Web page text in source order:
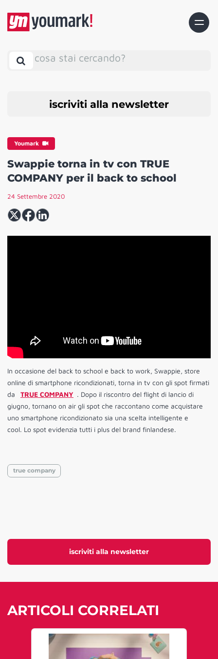
cosa stai cercando?
iscriviti alla newsletter
iscriviti alla newsletter
Youmark
Swappie torna in tv con TRUE
COMPANY per il back to school
24 Settembre 2020
In occasione del back to school e back to work, Swappie, store
online di smartphone ricondizionati, torna in tv con gli spot firmati
da
TRUE COMPANY . Dopo il riscontro del flight di lancio di
giugno, tornano on air gli spot che raccontano come acquistare
uno smartphone ricondizionato sia una scelta intelligente e
cool. Lo spot evidenzia tutti i plus del brand finlandese.
true company
ARTICOLI CORRELATI